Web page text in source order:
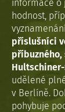
informace o
hodnost,
příslušníci
udělené
v Berlíně.
pohybuje